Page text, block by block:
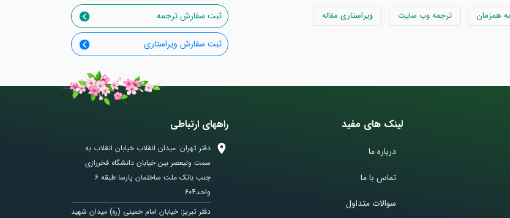
همزمان ترجمه وب سایت
ویراستاری مقاله
ثبت سفارش ترجمه
ثبت سفارش ویراستاری
لینک های مفید
درباره ما
تماس با ما
سوالات متداول
راههای ارتباطی
دفتر تهران: میدان انقلاب خیابان انقلاب به
سمت ولیعصر بین خیابان دانشگاه فخررازی
جنب بانک ملت ساختمان پارسا طبقه 6
واحد604
دفتر تبریز: خیابان امام خمینی (ره) میدان شهید